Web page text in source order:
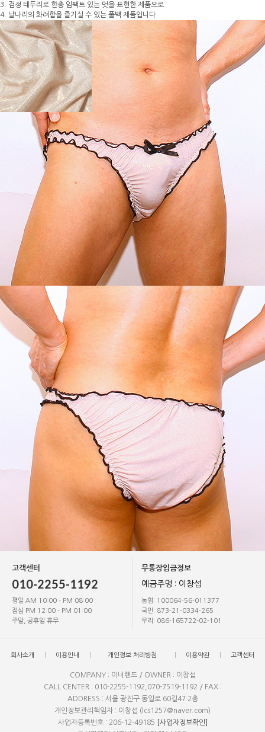
3. 검정 테두리로 한층 임팩트 있는 멋을 표현한 제품으로
4. 날나리의 화려함을 즐기실 수 있는 풀백 제품입니다
고객센터
010-2255-1192
평일 AM 10:00 - PM 08:00
점심 PM 12:00 - PM 01:00
주말, 공휴일 휴무
무통장입금정보
예금주명 : 이창섭
농협: 100064-56-011377
국민: 873-21-0334-265
우리: 086-165722-02-101
회사소개 이용안내 개인정보 처리방침 이용약관 고객센터
COMPANY : 이너랜드 / OWNER : 이창섭
CALL CENTER : 010-2255-1192,070-7519-1192 / FAX :
ADDRESS : 서울 광진구 동일로 60길47 2층
개인정보관리책임자 : 이창섭 (lcs1257@naver.com)
사업자등록번호 : 206-12-49185
[사업자정보확인]